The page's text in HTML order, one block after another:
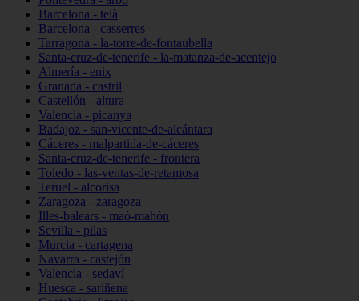
Barcelona - teià
Barcelona - casserres
Tarragona - la-torre-de-fontaubella
Santa-cruz-de-tenerife - la-matanza-de-acentejo
Almería - enix
Granada - castril
Castellón - altura
Valencia - picanya
Badajoz - san-vicente-de-alcántara
Cáceres - malpartida-de-cáceres
Santa-cruz-de-tenerife - frontera
Toledo - las-ventas-de-retamosa
Teruel - alcorisa
Zaragoza - zaragoza
Illes-balears - maó-mahón
Sevilla - pilas
Murcia - cartagena
Navarra - castejón
Valencia - sedaví
Huesca - sariñena